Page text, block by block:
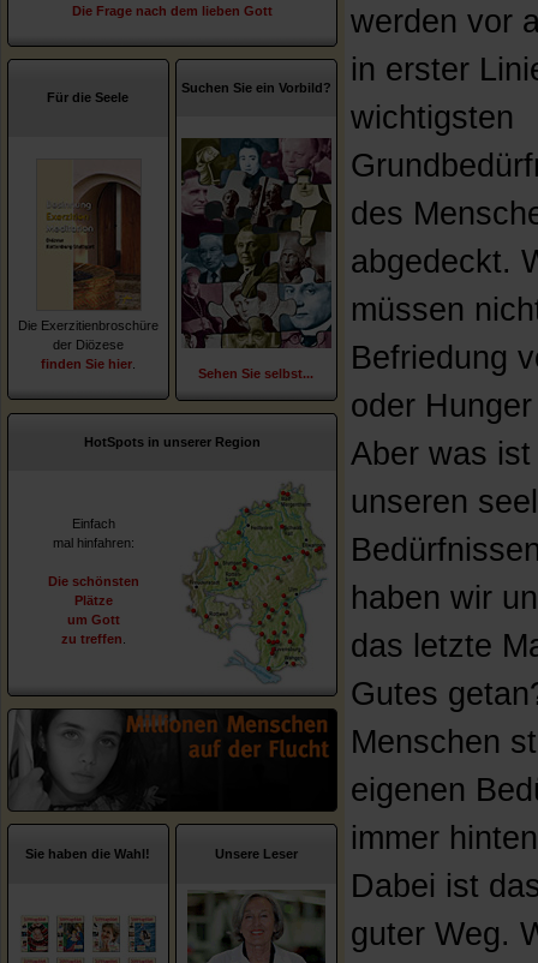
Die Frage nach dem lieben Gott
Für die Seele
Die Exerzitienbroschüre
der Diözese
finden Sie hier
Suchen Sie ein Vorbild?
Sehen Sie selbst...
HotSpots in unserer Region
Einfach
mal hinfahren:
Die schönsten
Plätze
um Gott
zu treffen
Sie haben die Wahl! Unsere Leser
werden vor
in erster
wichtigsten
des
abgedeckt.
müssen
Befriedung
oder
Aber was ist
unseren
haben wir
das letzte
Gutes
Menschen
eigenen
immer
Dabei ist
guter Weg.